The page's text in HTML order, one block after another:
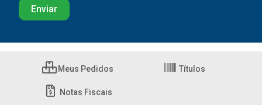
Meus Pedidos Títulos
Notas Fiscais